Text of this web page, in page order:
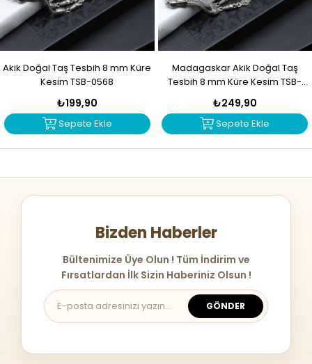
Akik Doğal Taş Tesbih 8 mm Küre
Kesim TSB-0568
₺199,90
Sepete Ekle
Madagaskar Akik Doğal Taş
Tesbih 8 mm Küre Kesim TSB-
0567
₺249,90
Sepete Ekle
Bizden Haberler
Bültenimize Üye Olun ! Tüm İndirim ve
Fırsatlardan İlk Sizin Haberiniz Olsun !
GÖNDER